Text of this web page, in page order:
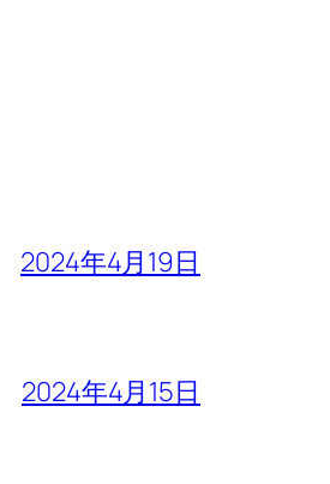
2024年4月19日
2024年4月15日